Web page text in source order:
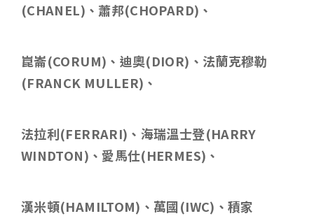
(CHANEL) 、蕭邦(CHOPARD) 、
崑崙(CORUM) 、迪奧(DIOR) 、法蘭克穆勒
(FRANCK MULLER) 、
法拉利(FERRARI) 、海瑞溫士登(HARRY
WINDTON) 、愛馬仕(HERMES) 、
漢米頓(HAMILTOM) 、萬國(IWC) 、積家